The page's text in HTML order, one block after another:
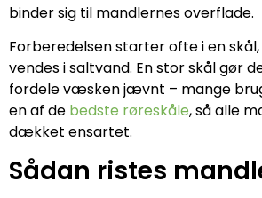
binder sig til mandlernes overflade.
Forberedelsen starter ofte i en
vendes i saltvand. En stor skål gør
fordele væsken jævnt – mange
en af de bedste røreskåle, så alle
dækket ensartet.
Sådan ristes